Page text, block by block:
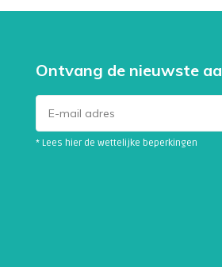
Ontvang de nieuwste
* Lees hier de wettelijke beperkingen